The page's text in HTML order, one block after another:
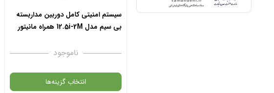
سیستم امنیتی کامل دوربین مداربسته
بی سیم مدل 12.5i-2M همراه مانیتور
ناموجود
انتخاب گزینه‌ها